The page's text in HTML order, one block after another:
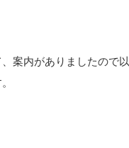
案内がありましたので